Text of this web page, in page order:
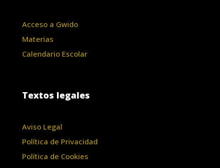
Acceso a Gwido
Materias
Calendario Escolar
Textos legales
Aviso Legal
Política de Privacidad
Política de Cookies